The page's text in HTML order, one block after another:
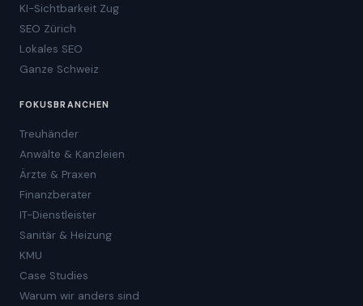
KI-Sichtbarkeit Zug
SEO Zürich
Lokales SEO
Ganze Schweiz
FOKUSBRANCHEN
Treuhänder
Anwälte & Kanzleien
Ärzte & Praxen
Finanzberater
IT-Dienstleister
Sanitär & Heizung
KMU
Case Studies
Warum wir anders sind